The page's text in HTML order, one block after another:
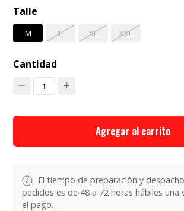
Talle
M L XL XXL
Cantidad
1
Agregar al carrito
El tiempo de preparación y
pedidos es de 48 a 72 horas hábiles una
el pago.